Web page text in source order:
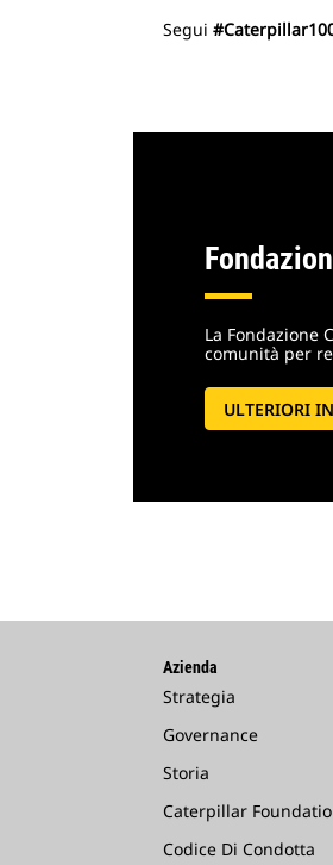
Segui
La Fondazione
comunità per
ULTERIORI
Azienda
Strategia
Governance
Storia
Caterpillar
Codice Di Condotta